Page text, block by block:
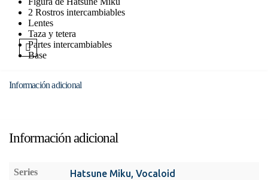
2 Rostros intercambiables
Lentes
Taza y tetera
Partes intercambiables
Base
Información adicional
Información adicional
Series Hatsune Miku, Vocaloid